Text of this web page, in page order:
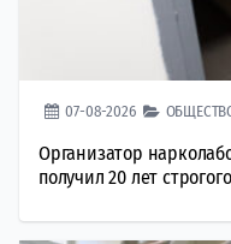
07-08-2026
Организатор
получил 20 лет